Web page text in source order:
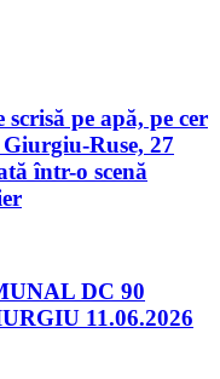
pe apă, pe cer
Ruse, 27
într-o scenă
DC 90
11.06.2026